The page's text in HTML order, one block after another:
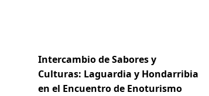
Intercambio de Sabores y
Culturas: Laguardia y Hondarribia
en el Encuentro de Enoturismo